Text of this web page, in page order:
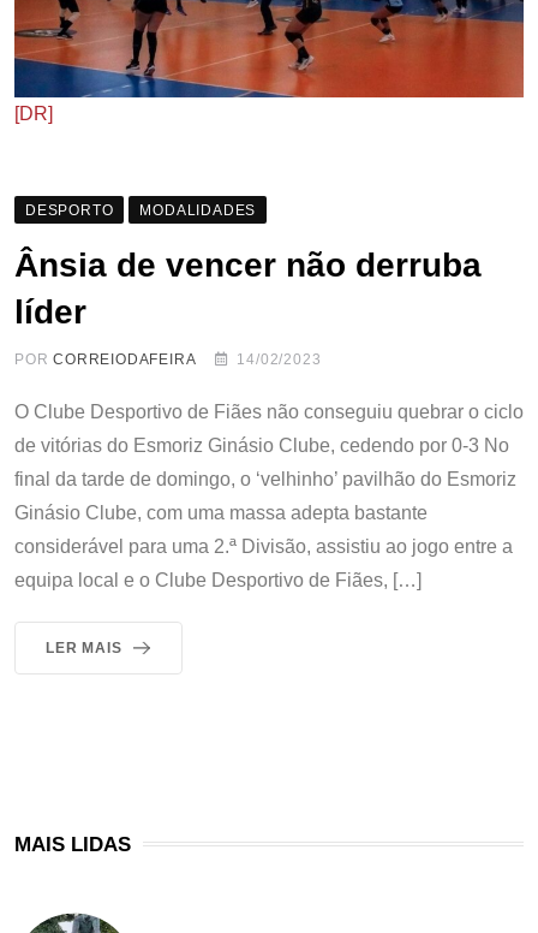
[DR]
DESPORTO MODALIDADES
Ânsia de vencer não derruba
líder
PORCORREIODAFEIRA 14/02/2023
O Clube Desportivo de Fiães não conseguiu quebrar o ciclo
de vitórias do Esmoriz Ginásio Clube, cedendo por 0-3 No
final da tarde de domingo, o ‘velhinho’ pavilhão do Esmoriz
Ginásio Clube, com uma massa adepta bastante
considerável para uma 2.ª Divisão, assistiu ao jogo entre a
equipa local e o Clube Desportivo de Fiães, […]
LER MAIS
MAIS LIDAS